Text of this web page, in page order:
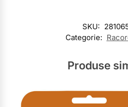
SKU:
Categorie:
Produse